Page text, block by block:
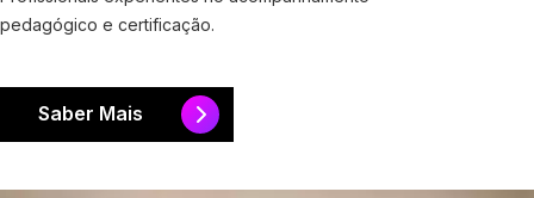
pedagógico e certificação.
Saber Mais